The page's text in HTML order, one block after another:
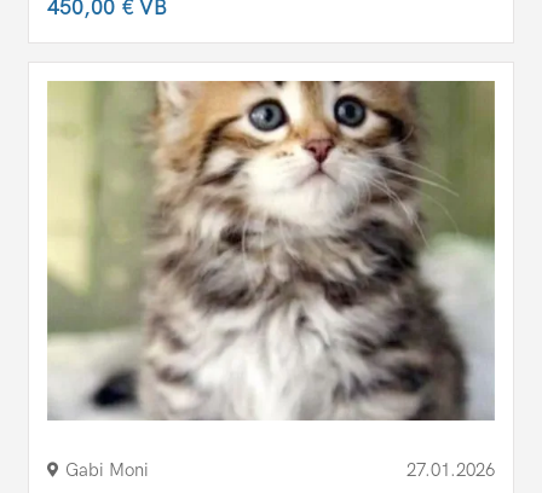
450,00 €VB
Gabi Moni 27.01.2026